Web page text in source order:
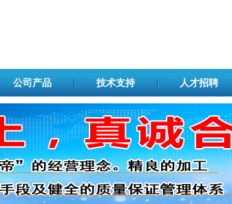
公司产品 技术支持 人才招聘